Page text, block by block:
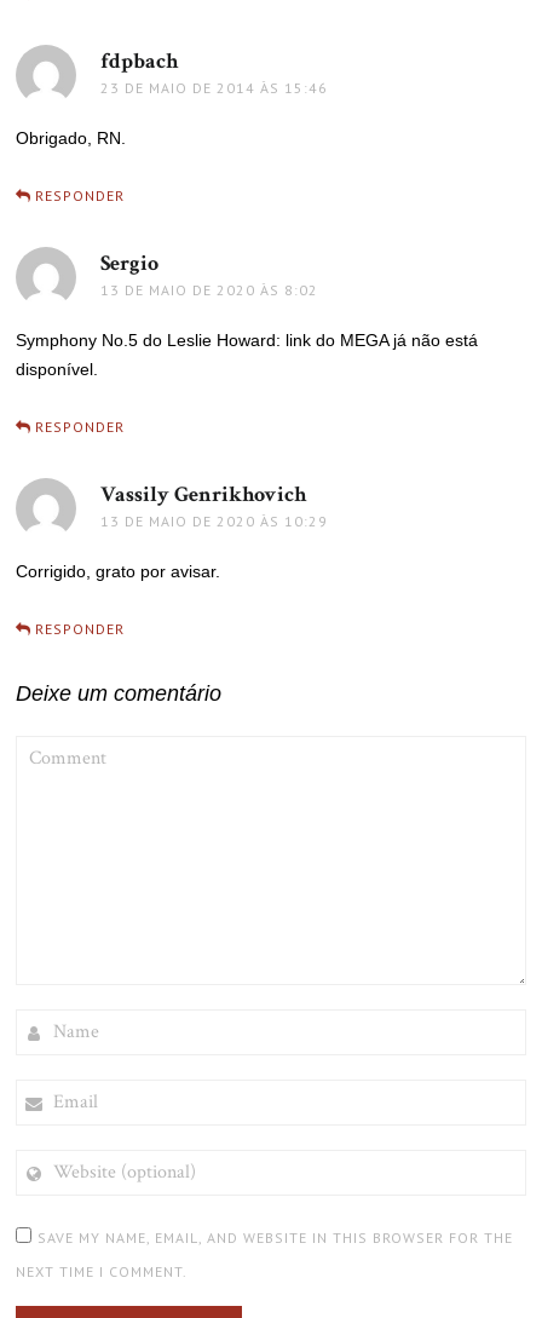
fdpbachdisse:
23 DE MAIO DE 2014 ÀS 15:46
Obrigado, RN.
RESPONDER
Sergio
13 DE MAIO DE 2020 ÀS 8:02
Symphony No.5 do Leslie Howard: link do MEGA já não está
disponível.
RESPONDER
Vassily Genrikhovichdisse:
13 DE MAIO DE 2020 ÀS 10:29
Corrigido, grato por avisar.
RESPONDER
Deixe um comentário
(OPTIONAL)
SAVE MY NAME, EMAIL, AND WEBSITE IN THIS BROWSER FOR THE
NEXT TIME I COMMENT.